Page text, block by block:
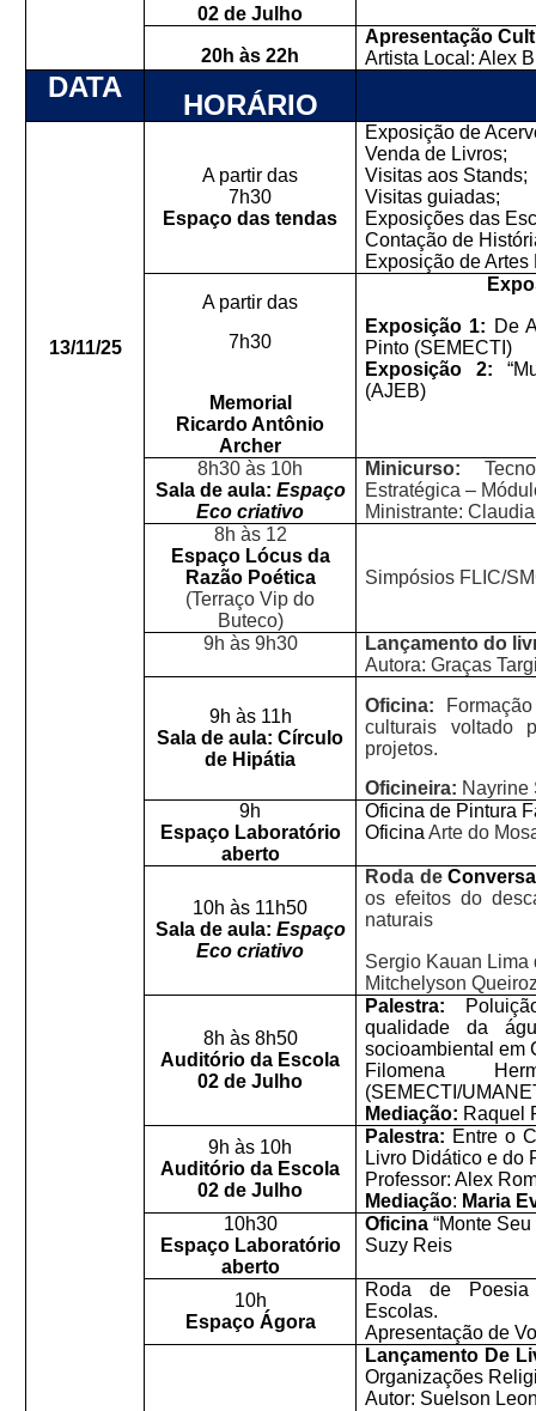
02 de Julho
20h às 22h
Apresentação
Artista Local: Alex
DATA
HORÁRIO
13/11/25
A partir das
7h30
Espaço das tendas
Exposição de
Venda de Livros;
Visitas aos Stands;
Visitas guiadas;
Exposições das
Contação de
Exposição de Artes
A partir das
7h30
Memorial
Ricardo Antônio
Archer
Exposição 1: De
Pinto (SEMECTI)
Exposição 2:
(AJEB)
8h30 às 10h
Sala de aula: Espaço
Eco criativo
Minicurso:
Estratégica –
Ministrante:
8h às 12
Espaço Lócus da
Razão Poética
(Terraço Vip do
Buteco)
Simpósios FLIC/
9h às 9h30
Lançamento do
Autora: Graças
9h às 11h
Sala de aula: Círculo
de Hipátia
Oficina:
culturais voltado
projetos.
Oficineira: Nayrine
9h
Espaço Laboratório
aberto
Oficina de Pintura
OficinaArte do
10h às 11h50
Sala de aula: Espaço
Eco criativo
Roda de
os efeitos do
naturais
Sergio Kauan Lima
Mitchelyson
8h às 8h50
Auditório da Escola
02 de Julho
Palestra:
qualidade da
socioambiental em
Filomena
(SEMECTI/
Mediação: Raquel
9h às 10h
Auditório da Escola
02 de Julho
Palestra: Entre o
Livro Didático e do
Professor:Alex
Mediação: Maria
10h30
Espaço Laboratório
aberto
Oficina “Monte Seu
Suzy Reis
10h
Espaço Ágora
Roda de Poesia
Escolas.
Apresentação de
Lançamento De
Organizações
Autor: Suelson